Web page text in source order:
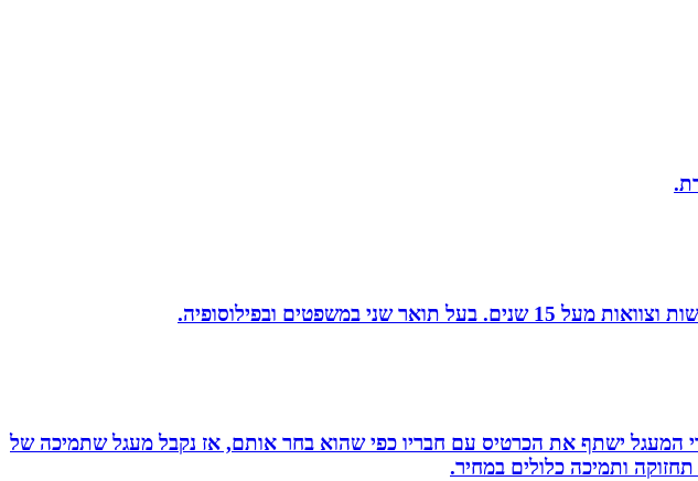
במשפטים ובפילוסופיה.
המעגל ישתף את הכרטיס עם חבריו כפי שהוא בחר אותם, אז נקבל מעגל שתמיכה של
ותמיכה כלולים במחיר.